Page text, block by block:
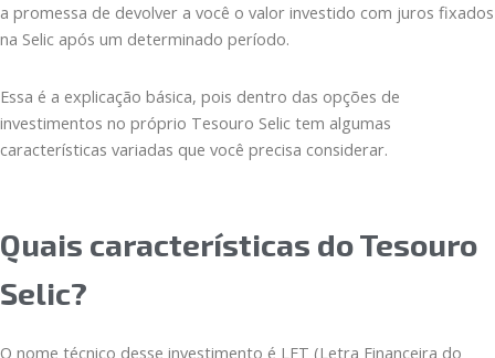
a promessa de devolver a você o valor investido com juros fixados
na Selic após um determinado período.
Essa é a explicação básica, pois dentro das opções de
investimentos no próprio Tesouro Selic tem algumas
características variadas que você precisa considerar.
Quais características do Tesouro
Selic?
O nome técnico desse investimento é LFT (Letra Financeira do